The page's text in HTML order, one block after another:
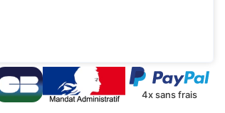
4x sans frais